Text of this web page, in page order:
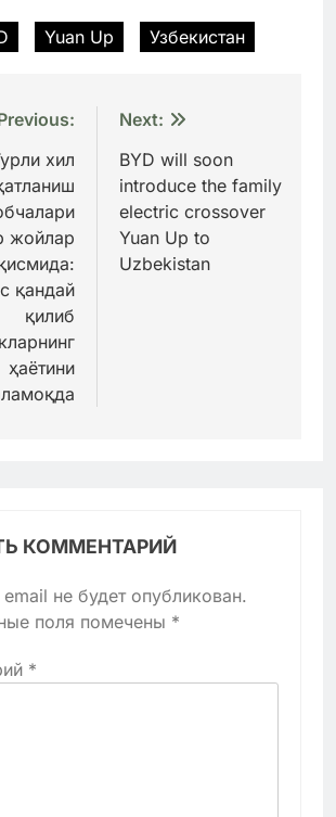
Yuan Up Узбекистан
хил
жойлар
қандай
қилиб
ҳаётини
Next:
BYD will soon
introduce the family
electric crossover
Yuan Up to
Uzbekistan
КОММЕНТАРИЙ
не будет опубликован.
поля помечены *
*